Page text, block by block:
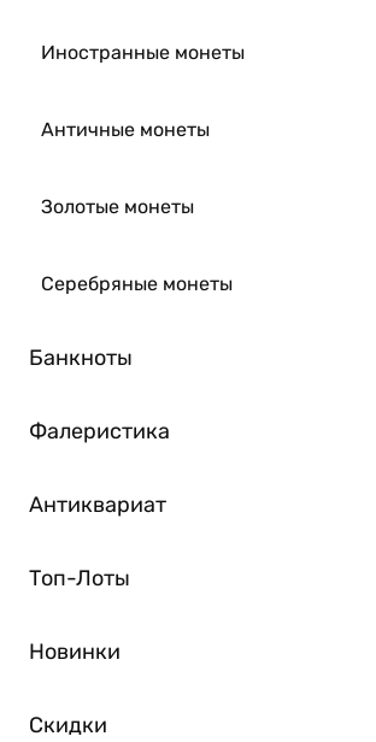
Иностранные монеты
Античные монеты
Золотые монеты
Серебряные монеты
Банкноты
Фалеристика
Антиквариат
Топ-Лоты
Новинки
Скидки